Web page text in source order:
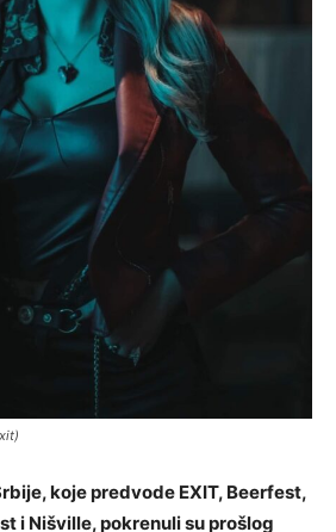
koje predvode EXIT, Beerfest,
i Nišville, pokrenuli su prošlog